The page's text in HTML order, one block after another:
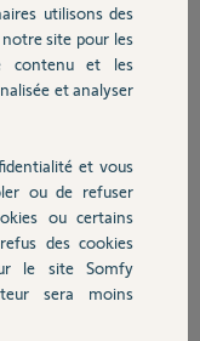
: 2003 8390 4139
utilisons des
site pour les
contenu et les
et analyser
et vous
ou de refuser
ou certains
des cookies
le site Somfy
sera moins